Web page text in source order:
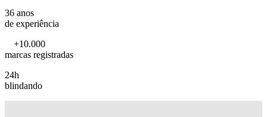
36 anos
de experiência
+10.000
marcas registradas
24h
blindando